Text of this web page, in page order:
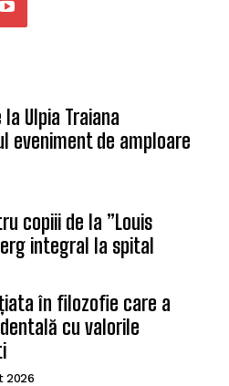
Ulpia Traiana
eveniment de amploare
copiii de la ”Louis
integral la spital
în filozofie care a
cu valorile
2026